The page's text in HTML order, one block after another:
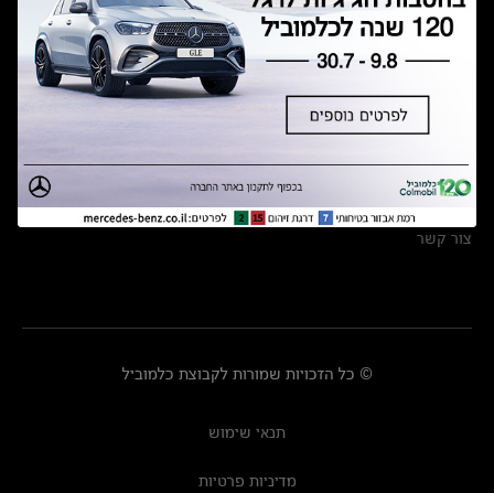
תקנון ימי מכירות 120 לכלמוביל
מצאו אותנו
אולמות תצוגה
מרכזי שירות
צור קשר
© כל הזכויות שמורות לקבוצת כלמוביל
תנאי שימוש
מדיניות פרטיות